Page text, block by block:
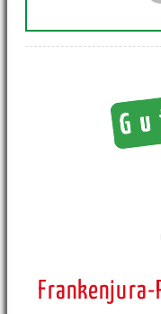
Frankenjura-